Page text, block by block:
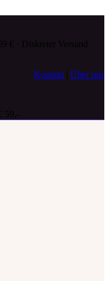
Kontakt
Über uns